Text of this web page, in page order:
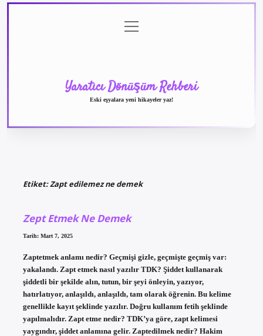
menüyü
aç
Yaratıcı Dönüşüm Rehberi
Eski eşyalara yeni hikayeler yaz!
Etiket:Zapt edilemez ne demek
Zept Etmek Ne Demek
Tarih: Mart 7, 2025
Zaptetmek anlamı nedir? Geçmişi gizle, geçmişte geçmiş var:
yakalandı. Zapt etmek nasıl yazılır TDK? Şiddet kullanarak
şiddetli bir şekilde alın, tutun, bir şeyi önleyin, yazıyor,
hatırlatıyor, anlaşıldı, anlaşıldı, tam olarak öğrenin. Bu kelime
genellikle kayıt şeklinde yazılır. Doğru kullanım fetih şeklinde
yapılmalıdır. Zapt etme nedir? TDK’ya göre, zapt kelimesi
yaygındır, şiddet anlamına gelir. Zaptedilmek nedir? Hakim